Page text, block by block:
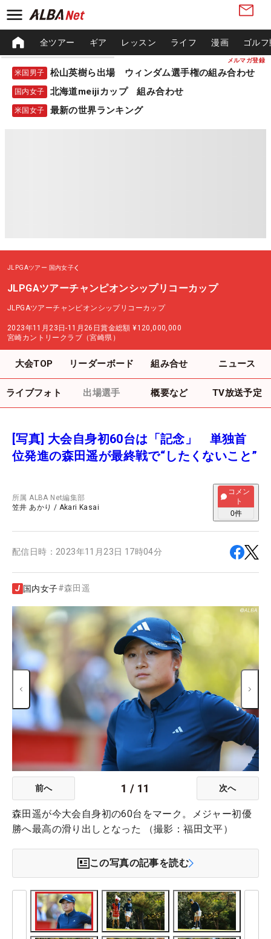
メルマガ登録
全ツアー ギア レッスン ライフ 漫画 ゴル
米国男子 松山英樹ら出場 ウィンダム選手権の組み合わせ
国内女子 北海道meijiカップ 組み合わせ
米国女子 最新の世界ランキング
JLPGAツアー 国内女子
JLPGAツアーチャンピオンシップリコーカップ
JLPGAツアーチャンピオンシップリコーカップ
2023年11月23日-11月26日賞金総額 ¥120,000,000
宮崎カントリークラブ（宮崎県）
大会TOP リーダーボード 組み合せ ニュース
ライブフォト 出場選手 概要など TV放送予定
[写真] 大会自身初60台は「記念」 単独首
位発進の森田遥が最終戦で“したくないこと”
所属ALBA Net編集部
笠井 あかり / Akari Kasai
コメン
ト
0件
配信日時： 2023年11月23日 17時04分
国内女子#森田遥
前へ 1 / 11 次へ
森田遥が今大会自身初の60台をマーク。メジャー初優
勝へ最高の滑り出しとなった （撮影：福田文平）
この写真の記事を読む